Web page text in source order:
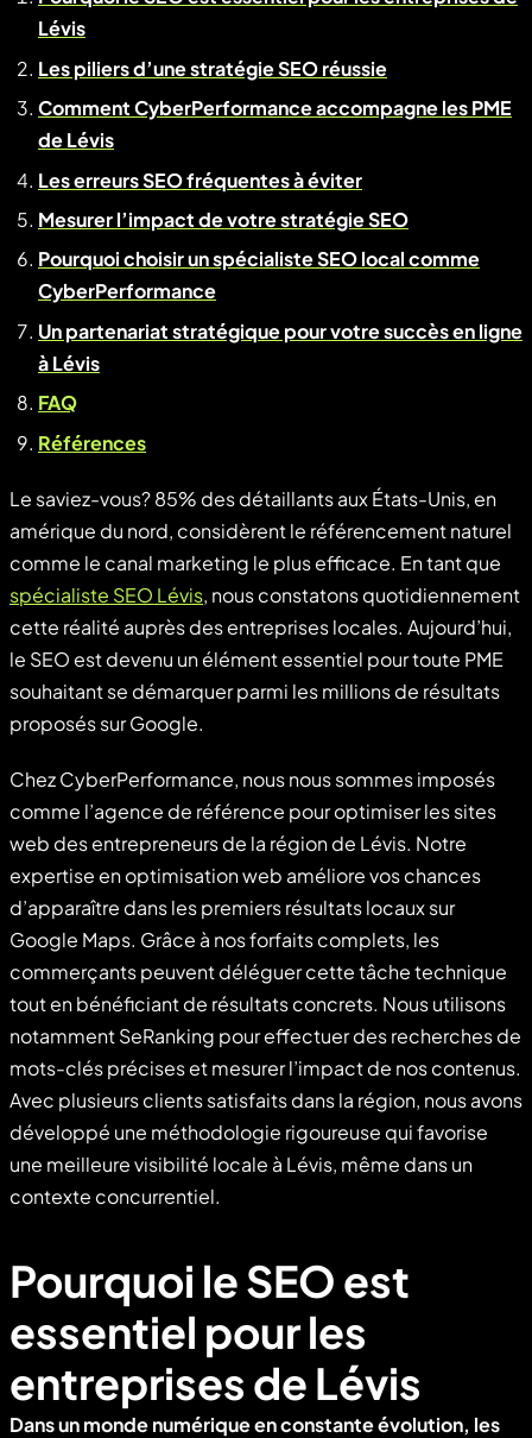
Lévis
Les piliers d’une stratégie SEO réussie
Comment CyberPerformance accompagne les PME
de Lévis
Les erreurs SEO fréquentes à éviter
Mesurer l’impact de votre stratégie SEO
Pourquoi choisir un spécialiste SEO local comme
CyberPerformance
Un partenariat stratégique pour votre succès en ligne
à Lévis
FAQ
Références
Le saviez-vous? 85% des détaillants aux États-Unis, en
amérique du nord, considèrent le référencement naturel
comme le canal marketing le plus efficace. En tant que
spécialiste SEO Lévis, nous constatons quotidiennement
cette réalité auprès des entreprises locales. Aujourd’hui,
le SEO est devenu un élément essentiel pour toute PME
souhaitant se démarquer parmi les millions de résultats
proposés sur Google.
Chez CyberPerformance, nous nous sommes imposés
comme l’agence de référence pour optimiser les sites
web des entrepreneurs de la région de Lévis. Notre
expertise en optimisation web améliore vos chances
d’apparaître dans les premiers résultats locaux sur
Google Maps. Grâce à nos forfaits complets, les
commerçants peuvent déléguer cette tâche technique
tout en bénéficiant de résultats concrets. Nous utilisons
notamment SeRanking pour effectuer des recherches de
mots-clés précises et mesurer l’impact de nos contenus.
Avec plusieurs clients satisfaits dans la région, nous avons
développé une méthodologie rigoureuse qui favorise
une meilleure visibilité locale à Lévis, même dans un
contexte concurrentiel.
Pourquoi le SEO est
essentiel pour les
entreprises de Lévis
Dans un monde numérique en constante évolution, les